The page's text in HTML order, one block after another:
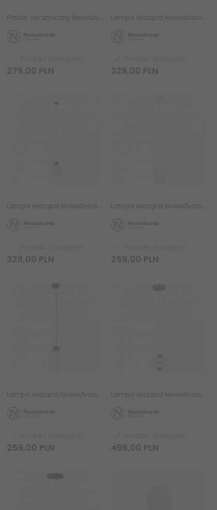
Plafon ceramiczny Nowodvorski AURORA 11970 beżowy okrągły retro Mid-century E27
279,00 PLN
Lampa wisząca Nowodvorski AURORA 11966 ceramiczna beżowa duża retro Mid-century E27
329,00 PLN
Lampa wisząca Nowodvorski AURORA 11967 ceramiczna szara duża retro Mid-century E27
329,00 PLN
Lampa wisząca Nowodvorski AURORA A ceramiczna retro pojedyncza Mid-century beżowa / szara
259,00 PLN
Lampa wisząca Nowodvorski AURORA A 11969 ceramiczna szara retro Mid-century pojedyncza
259,00 PLN
Lampa wisząca Nowodvorski LUNARI LED 11981 pojedyncza szczotkowane złoto nowoczesna tuba zintegrowana
499,00 PLN